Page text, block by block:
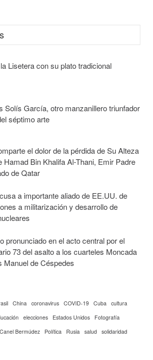
Lisetera con su plato tradicional
Solís García, otro manzanillero triunfador
séptimo arte
el dolor de la pérdida de Su Alteza
Hamad Bin Khalifa Al-Thani, Emir Padre
de Qatar
a importante aliado de EE.UU. de
a militarización y desarrollo de
pronunciado en el acto central por el
73 del asalto a los cuarteles Moncada
Manuel de Céspedes
China coronavirus COVID-19 Cuba
cultura
elecciones Estados Unidos
Fotografía
Bermúdez Política Rusia salud solidaridad